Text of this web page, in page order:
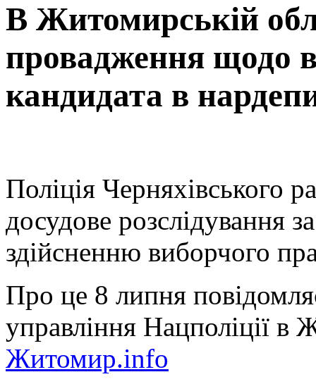
В Житомирській
провадження щодо
кандидата в
Поліція Черняхівського
досудове розслідування
здійсненню виборчого
Про це 8 липня
управління Нацполіції
Житомир.info